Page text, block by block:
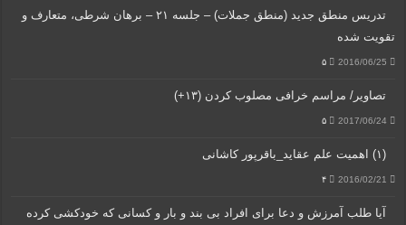
تدریس منطق جدید (منطق جملات) – جلسه ۲۱ – برهان شرطی، متعارف و
تقویت شده
2016/06/25 ۵
تصاویر/ مراسم خرافی مصلوب کردن (۱۳+)
2017/06/24 ۵
(۱) اهمیت علم عقاید_باقرپور کاشانی
2016/02/21 ۴
آیا طلب آمرزش و دعا برای افراد بی بند و بار و کسانی که خودکشی کرده